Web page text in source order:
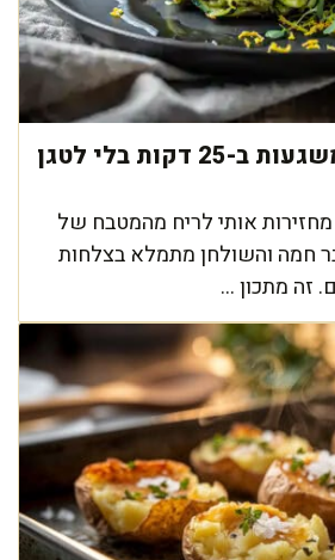
לביבות זוקיני משגעות ב-25 דקות בלי לטגן
מחזירות אותי לריח מהמטבח של
חמה והשולחן מתמלא בצלחות
זה מתכון ...